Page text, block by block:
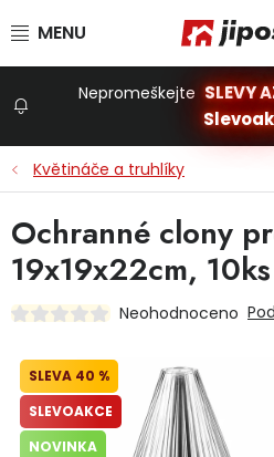
Stavba a dům
Dílna
Domácnost
Nepromeškejte SLEVY
Květináče a truhlíky
Ochranné clony
19x19x22cm,
Neohodnoceno
40 %
SLEVOAKCE
NOVINKA